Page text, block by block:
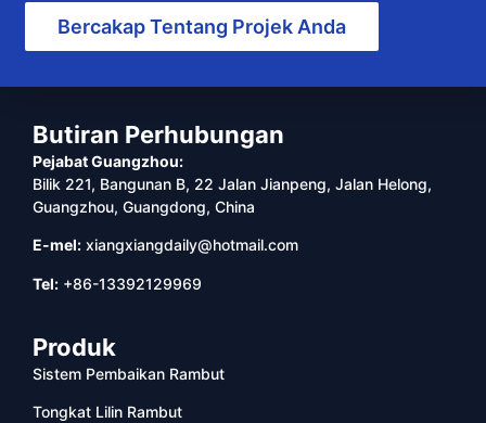
Bercakap Tentang Projek Anda
Butiran Perhubungan
Pejabat Guangzhou:
Bilik 221, Bangunan B, 22 Jalan Jianpeng, Jalan Helong,
Guangzhou, Guangdong, China
E-mel: xiangxiangdaily@hotmail.com
Tel: +86-13392129969
Produk
Sistem Pembaikan Rambut
Tongkat Lilin Rambut